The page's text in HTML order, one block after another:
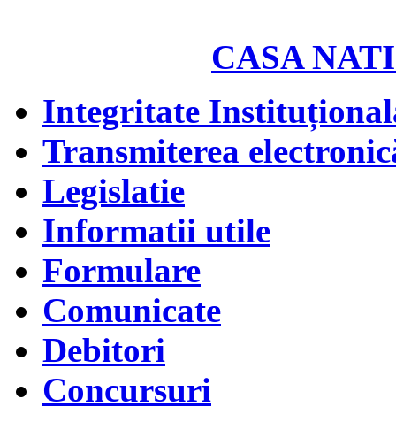
CASA
Integritate
Transmiterea
Legislatie
Informatii utile
Formulare
Comunicate
Debitori
Concursuri